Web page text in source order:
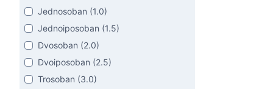
Jednosoban (1.0)
Jednoiposoban (1.5)
Dvosoban (2.0)
Dvoiposoban (2.5)
Trosoban (3.0)